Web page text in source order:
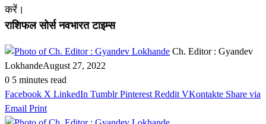
करें।
राशिफल सोर्स नवभारत टाइम्स
Ch. Editor : Gyandev
LokhandeAugust 27, 2022
0 5 minutes read
Facebook X LinkedIn Tumblr Pinterest Reddit VKontakte Share via
Email Print